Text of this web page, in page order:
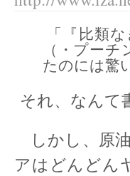
「『比類
（・プー
たのには驚
それ、なんて
しかし、原
アはどんどん